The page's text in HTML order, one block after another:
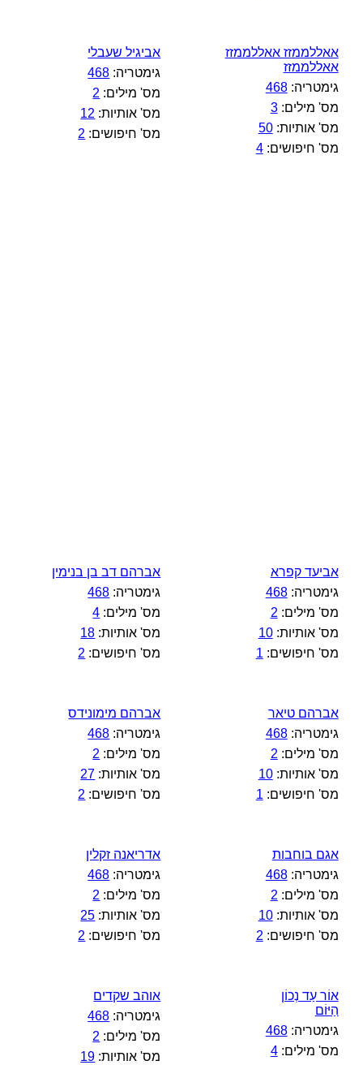
אאללממזז אאללממזז
אאללממזז
גימטריה:468
מס' מילים:3
מס' אותיות:50
מס' חיפושים:4
אביגיל שעבלי
גימטריה: 468
מס' מילים: 2
מס' אותיות: 12
מס' חיפושים: 2
אביעד קפרא
גימטריה:468
מס' מילים: 2
מס' אותיות:10
מס' חיפושים: 1
אברהם דב בן בנימין
גימטריה: 468
מס' מילים: 4
מס' אותיות: 18
מס' חיפושים: 2
אברהם טיאר
גימטריה:468
מס' מילים: 2
מס' אותיות:10
מס' חיפושים: 1
אברהם מימונידס
גימטריה: 468
מס' מילים: 2
מס' אותיות: 27
מס' חיפושים: 2
אגם בוחבות
גימטריה:468
מס' מילים: 2
מס' אותיות:10
מס' חיפושים: 2
אדריאנה זקלין
גימטריה: 468
מס' מילים: 2
מס' אותיות: 25
מס' חיפושים: 2
אוֹר עַד נְכוֹן
הַיּוֹם
גימטריה:468
מס' מילים:4
אוהב שקדים
גימטריה: 468
מס' מילים: 2
מס' אותיות: 19